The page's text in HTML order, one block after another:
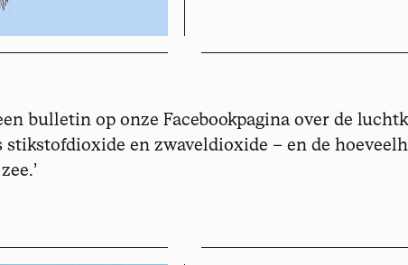
bulletin op onze Facebookpagina over de
en zwaveldioxide – en de
’